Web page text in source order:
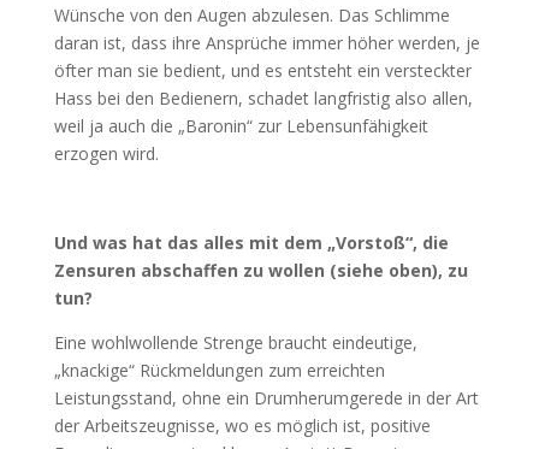
Wünsche von den Augen abzulesen. Das Schlimme
daran ist, dass ihre Ansprüche immer höher werden, je
öfter man sie bedient, und es entsteht ein versteckter
Hass bei den Bedienern, schadet langfristig also allen,
weil ja auch die „Baronin“ zur Lebensunfähigkeit
erzogen wird.
Und was hat das alles mit dem „Vorstoß“, die
Zensuren abschaffen zu wollen (siehe oben), zu
tun?
Eine wohlwollende Strenge braucht eindeutige,
„knackige“ Rückmeldungen zum erreichten
Leistungsstand, ohne ein Drumherumgerede in der Art
der Arbeitszeugnisse, wo es möglich ist, positive